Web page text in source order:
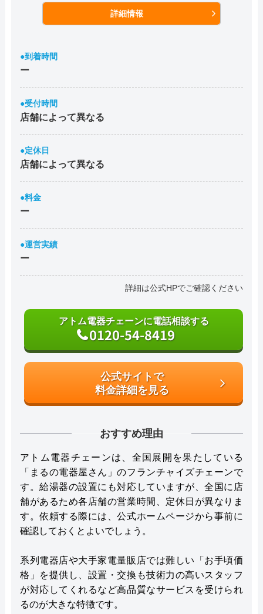
詳細情報
●到着時間
ー
●受付時間
店舗によって異なる
●定休日
店舗によって異なる
●料金
ー
●運営実績
ー
詳細は公式HPでご確認ください
アトム電器チェーンに電話相談する
0120-54-8419
公式サイトで
料金詳細を見る
おすすめ理由
アトム電器チェーンは、全国展開を果たしている
「まるの電器屋さん」のフランチャイズチェーンで
す。給湯器の設置にも対応していますが、全国に店
舗があるため各店舗の営業時間、定休日が異なりま
す。依頼する際には、公式ホームページから事前に
確認しておくとよいでしょう。
系列電器店や大手家電量販店では難しい「お手頃価
格」を提供し、設置・交換も技術力の高いスタッフ
が対応してくれるなど高品質なサービスを受けられ
るのが大きな特徴です。